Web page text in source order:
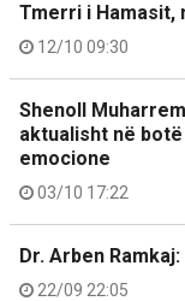
Tmerri i Hamasit,
12/10 09:30
Shenoll
aktualisht në
emocione
03/10 17:22
Dr. Arben
22/09 22:05